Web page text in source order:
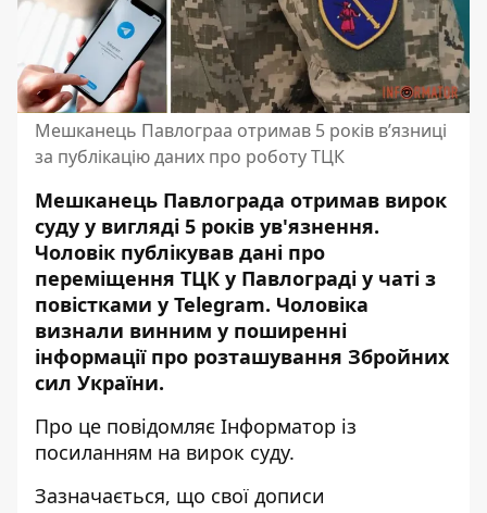
Мешканець Павлограа отримав 5 років в’язниці
за публікацію даних про роботу ТЦК
Мешканець Павлограда отримав вирок
суду у вигляді 5 років ув'язнення.
Чоловік публікував дані про
переміщення ТЦК у Павлограді у чаті з
повістками у Telegram. Чоловіка
визнали винним у поширенні
інформації про розташування Збройних
сил України.
Про це повідомляє Інформатор із
посиланням на вирок суду.
Зазначається, що свої дописи